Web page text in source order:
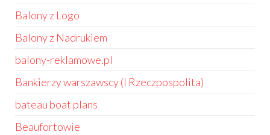
Balony z Logo
Balony z Nadrukiem
balony-reklamowe.pl
Bankierzy warszawscy (I Rzeczpospolita)
bateau boat plans
Beaufortowie